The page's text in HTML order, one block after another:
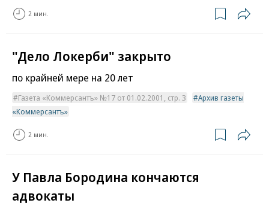
2 мин.
"Дело Локерби" закрыто
по крайней мере на 20 лет
Газета «Коммерсантъ» №17 от 01.02.2001, стр. 3
Архив газеты
«Коммерсантъ»
2 мин.
У Павла Бородина кончаются
адвокаты